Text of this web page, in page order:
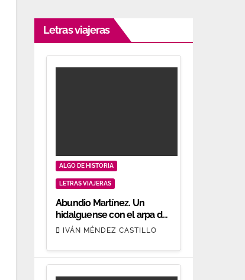
Letras viajeras
ALGO DE HISTORIA
LETRAS VIAJERAS
Abundio Martínez. Un
hidalguense con el arpa de
oro.IVÁN MÉNDEZ CASTILLO